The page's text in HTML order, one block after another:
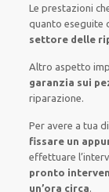
Le prestazioni
quanto eseguite
settore delle
Altro aspetto
garanzia sui
riparazione.
Per avere a tua
fissare un
effettuare
pronto
un’ora circa.